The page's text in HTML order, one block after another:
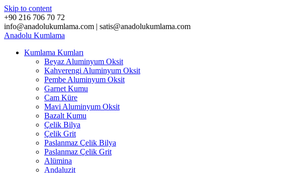
Skip to content
+90 216 706 70 72
info@anadolukumlama.com | satis@anadolukumlama.com
Anadolu Kumlama
Kumlama Kumları
Beyaz Aluminyum Oksit
Kahverengi Aluminyum Oksit
Pembe Aluminyum Oksit
Garnet Kumu
Cam Küre
Mavi Aluminyum Oksit
Bazalt Kumu
Çelik Bilya
Çelik Grit
Paslanmaz Çelik Bilya
Paslanmaz Çelik Grit
Alümina
Andaluzit